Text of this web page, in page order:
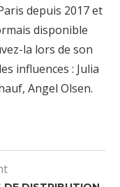
depuis 2017 et
disponible
la lors de son
influences : Julia
Angel Olsen.